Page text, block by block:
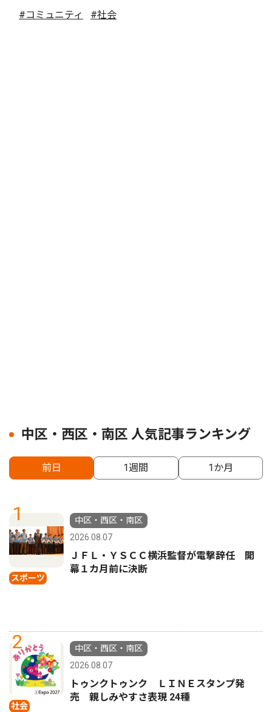
#コミュニティ #社会
中区・西区・南区 人気記事ランキング
前日 1週間 1か月
1
スポーツ
中区・西区・南区
2026.08.07
ＪＦＬ・ＹＳＣＣ横浜監督が電撃辞任 開
幕１カ月前に決断
2
社会
中区・西区・南区
2026.08.07
トゥンクトゥンク ＬＩＮＥスタンプ発
売 親しみやすさ表現 24種